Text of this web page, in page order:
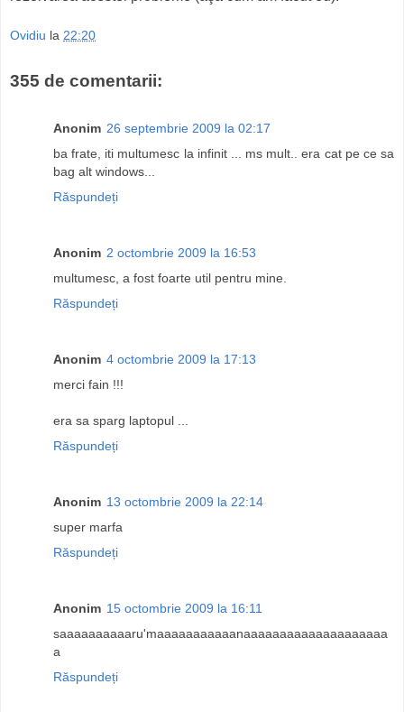
Ovidiu la 22:20
355 de comentarii:
Anonim 26 septembrie 2009 la 02:17
ba frate, iti multumesc la infinit ... ms mult.. era cat pe ce sa
bag alt windows...
Răspundeți
Anonim 2 octombrie 2009 la 16:53
multumesc, a fost foarte util pentru mine.
Răspundeți
Anonim 4 octombrie 2009 la 17:13
merci fain !!!
era sa sparg laptopul ...
Răspundeți
Anonim 13 octombrie 2009 la 22:14
super marfa
Răspundeți
Anonim 15 octombrie 2009 la 16:11
saaaaaaaaaaru'maaaaaaaaaaanaaaaaaaaaaaaaaaaaaaa
a
Răspundeți